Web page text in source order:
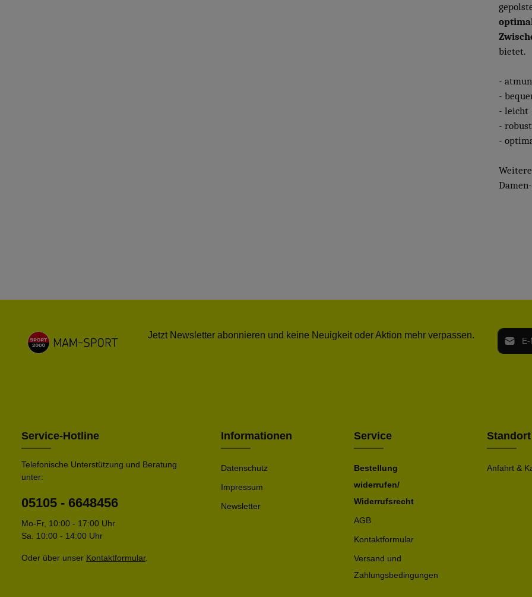
bietet.
-
-
- leicht
- robust
-
Jetzt Newsletter abonnieren und keine Neuigkeit oder Aktion mehr verpassen. E-Mail-
Service-Hotline
Telefonische Unterstützung und Beratung
unter:
05105 - 6648456
Mo-Fr, 10:00 - 17:00 Uhr
Sa. 10:00 - 14:00 Uhr
Oder über unser Kontaktformular.
Informationen
Datenschutz
Impressum
Newsletter
Service
Bestellung
widerrufen/
Widerrufsrecht
AGB
Kontaktformular
Versand und
Zahlungsbedingungen
Standort
Anfahrt &